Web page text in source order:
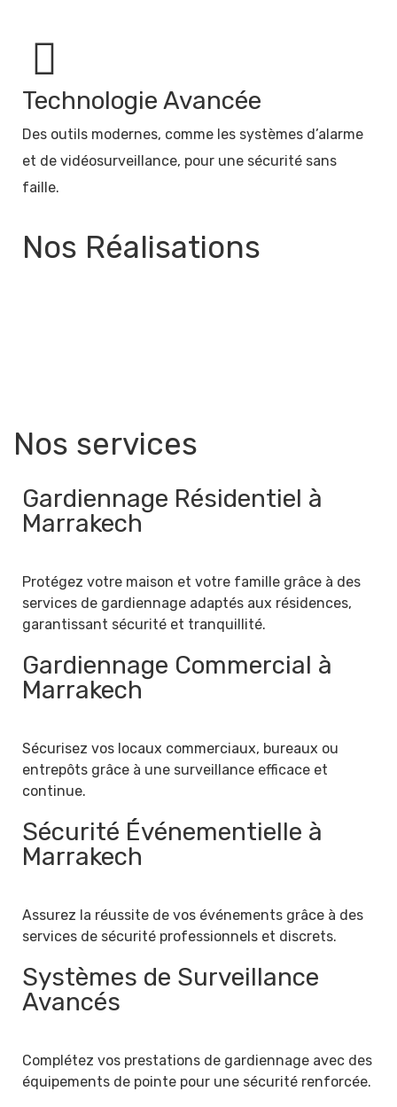
Technologie Avancée
Des outils modernes, comme les systèmes d’alarme
et de vidéosurveillance, pour une sécurité sans
faille.
Nos Réalisations
Nos services
Gardiennage Résidentiel à
Marrakech
Protégez votre maison et votre famille grâce à des
services de gardiennage adaptés aux résidences,
garantissant sécurité et tranquillité.
Gardiennage Commercial à
Marrakech
Sécurisez vos locaux commerciaux, bureaux ou
entrepôts grâce à une surveillance efficace et
continue.
Sécurité Événementielle à
Marrakech
Assurez la réussite de vos événements grâce à des
services de sécurité professionnels et discrets.
Systèmes de Surveillance
Avancés
Complétez vos prestations de gardiennage avec des
équipements de pointe pour une sécurité renforcée.